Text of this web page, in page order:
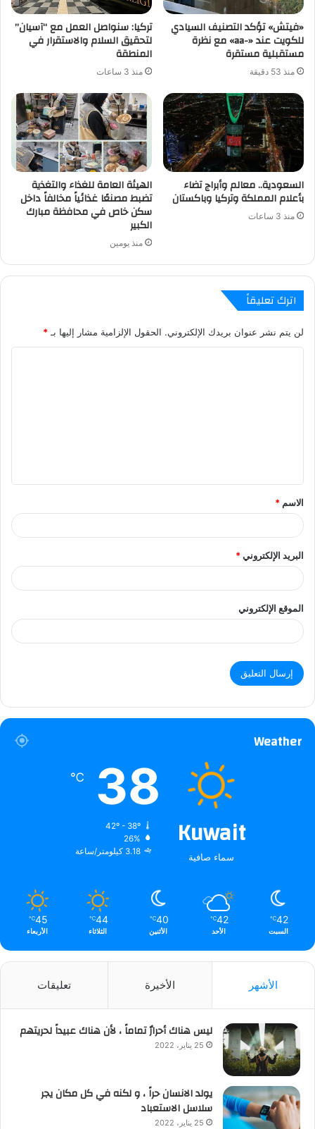
«فيتش» تؤكد التصنيف السيادي
للكويت عند «-aa» مع نظرة
مستقبلية مستقرة
منذ 53 دقيقة
تركيا: سنواصل العمل مع “آسيان”
لتحقيق السلام والاستقرار في
المنطقة
منذ 3 ساعات
السعودية.. معالم وأبراج تضاء
بأعلام المملكة وتركيا وباكستان
منذ 3 ساعات
الهيئة العامة للغذاء والتغذية
تضبط مصنعًا غذائياً مخالفاً داخل
سكن خاص في محافظة مبارك
الكبير
منذ يومين
اترك تعليقاً
لن يتم نشر عنوان بريدك الإلكتروني. الحقول الإلزامية مشار إليها بـ*
ق
الاسم *
البريد الإلكتروني*
الموقع الإلكتروني
Weather
Kuwait
سماء صافية
38
℃
42º - 38º
26%
3.18 كيلومتر/ساعة
42
℃
السبت
42
℃
الأحد
40
℃
الأثنين
44
℃
الثلاثاء
45
℃
الأربعاء
الأشهر الأخيرة تعليقات
ليس هناك أحرارٌ تماماً ، لأن هناك عبيداً لحريتهم
25 يناير، 2022
يولد الانسان حراً ، و لكنه في كل مكان يجر
سلاسل الاستعباد
25 يناير، 2022